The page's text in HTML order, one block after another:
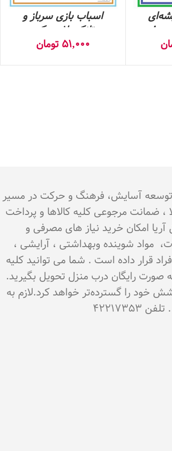
اسباب بازی سرباز و
تانک پلاستیکی
51,000 تومان
توسعه آسایش، فرهنگ و حرکت در مسیر
، ضمانت مرجوعی کلیه کالاها و پرداخت
امکان خرید نیاز های مصرفی و
مواد شوینده وبهداشتی ، آرایشی ،
قرار داده است . شما می توانید کلیه
صورت رایگان درب منزل تحویل بگیرید.
خود را گسترده‌تر خواهد کرد.لازم به